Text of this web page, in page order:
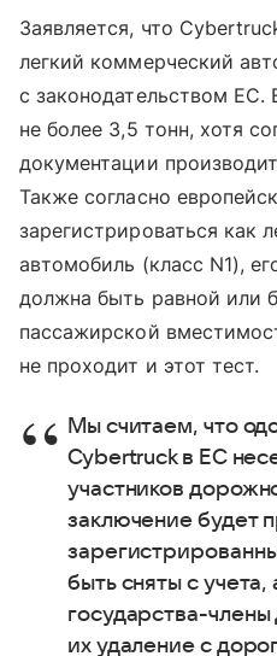
Заявляется, что
легкий коммерческий
с законодательством ЕС.
не более 3,5 тонн, хотя
документации
Также согласно
зарегистрироваться как
автомобиль (класс N1),
должна быть равной или
пассажирской
не проходит и этот тест.
Мы считаем, что
Cybertruck в ЕС
участников
заключение будет
быть сняты с
государства-
их удаление с